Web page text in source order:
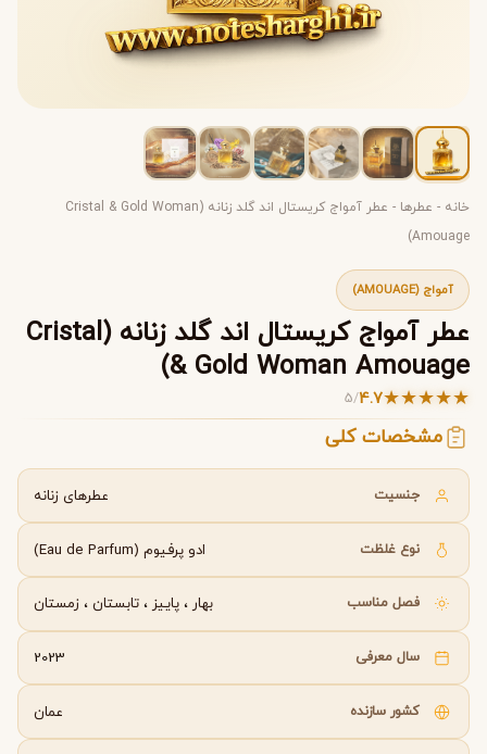
خانه - عطرها -
عطر آمواج کریستال اند گلد زنانه (Cristal & Gold Woman
Amouage)
آمواج (AMOUAGE)
عطر آمواج کریستال اند گلد زنانه (Cristal
& Gold Woman Amouage)
★
★
★
★
★
4.7
/
5
مشخصات کلی
جنسیت عطرهای زنانه
نوع غلظت ادو پرفیوم (Eau de Parfum)
فصل مناسب بهار ، پاییز ، تابستان، زمستان
سال معرفی 2023
کشور سازنده عمان